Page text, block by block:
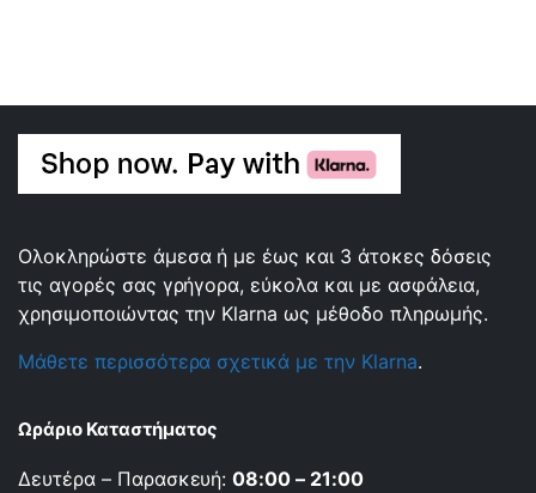
Ολοκληρώστε άμεσα ή με έως και 3 άτοκες δόσεις
τις αγορές σας γρήγορα, εύκολα και με ασφάλεια,
χρησιμοποιώντας την Klarna ως μέθοδο πληρωμής.
Μάθετε περισσότερα σχετικά με την Klarna.
Ωράριο Καταστήματος
Δευτέρα – Παρασκευή:08:00 – 21:00